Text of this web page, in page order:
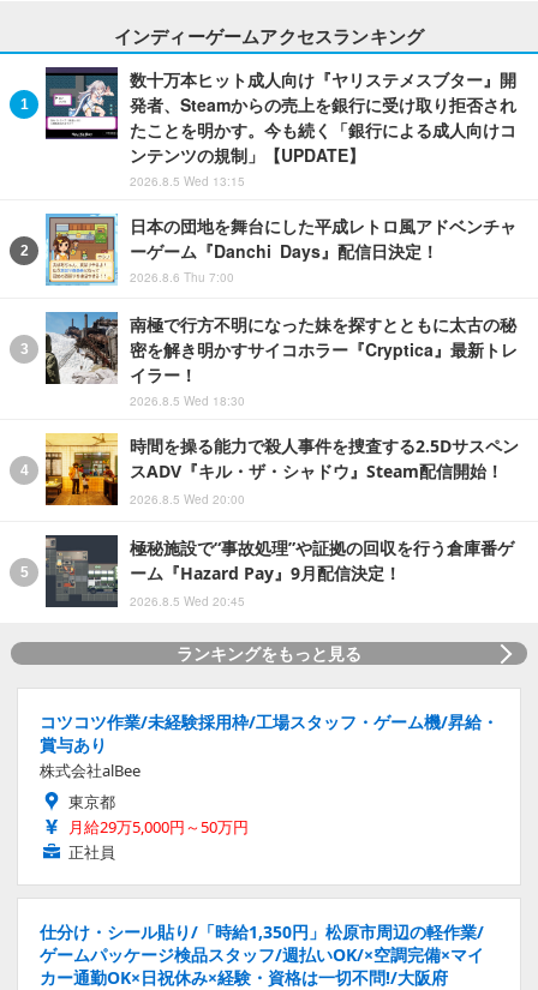
インディーゲームアクセスランキング
数十万本ヒット成人向け『ヤリステメスブター』開
発者、Steamからの売上を銀行に受け取り拒否され
たことを明かす。今も続く「銀行による成人向けコ
ンテンツの規制」【UPDATE】
2026.8.5 Wed 13:15
日本の団地を舞台にした平成レトロ風アドベンチャ
ーゲーム『Danchi Days』配信日決定！
2026.8.6 Thu 7:00
南極で行方不明になった妹を探すとともに太古の秘
密を解き明かすサイコホラー『Cryptica』最新トレ
イラー！
2026.8.5 Wed 18:30
時間を操る能力で殺人事件を捜査する2.5Dサスペン
スADV『キル・ザ・シャドウ』Steam配信開始！
2026.8.5 Wed 20:00
極秘施設で“事故処理”や証拠の回収を行う倉庫番ゲ
ーム『Hazard Pay』9月配信決定！
2026.8.5 Wed 20:45
ランキングをもっと見る
コツコツ作業/未経験採用枠/工場スタッフ・ゲーム機/昇給・
賞与あり
株式会社alBee
東京都
月給29万5,000円～50万円
正社員
仕分け・シール貼り/「時給1,350円」松原市周辺の軽作業/
ゲームパッケージ検品スタッフ/週払いOK/×空調完備×マイ
カー通勤OK×日祝休み×経験・資格は一切不問!/大阪府